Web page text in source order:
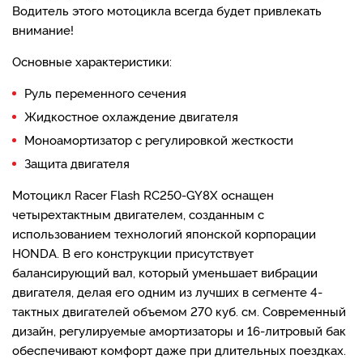
Водитель этого мотоцикла всегда будет привлекать
внимание!
Основные характеристики:
Руль переменного сечения
Жидкостное охлаждение двигателя
Моноамортизатор с регулировкой жесткости
Защита двигателя
Мотоцикл Racer Flash RC250-GY8X оснащен
четырехтактным двигателем, созданным с
использованием технологий японской корпорации
HONDA. В его конструкции присутствует
балансирующий вал, который уменьшает вибрации
двигателя, делая его одним из лучших в сегменте 4-
тактных двигателей объемом 270 куб. см. Современный
дизайн, регулируемые амортизаторы и 16-литровый бак
обеспечивают комфорт даже при длительных поездках.